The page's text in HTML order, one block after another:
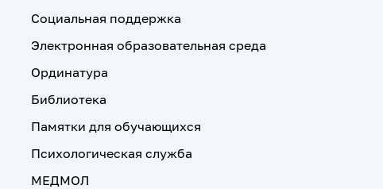
Социальная поддержка
Электронная образовательная среда
Ординатура
Библиотека
Памятки для обучающихся
Психологическая служба
МЕДМОЛ